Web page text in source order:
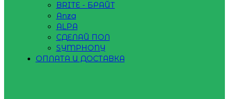
BRITE - БРАЙТ
Anza
ALPA
СДЕЛАЙ ПОЛ
SYMPHONY
ОПЛАТА И ДОСТАВКА